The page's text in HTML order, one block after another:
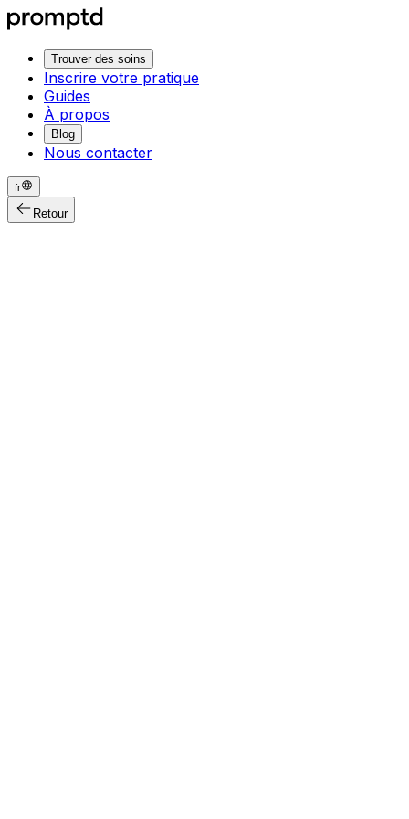
Trouver des soins
Inscrire votre pratique
Guides
À propos
Blog
Nous contacter
fr
Retour